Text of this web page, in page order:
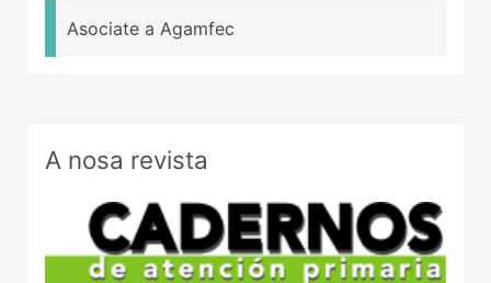
Asociate a Agamfec
A nosa revista